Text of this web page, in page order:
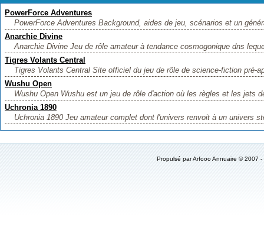
PowerForce Adventures
PowerForce Adventures Background, aides de jeu, scénarios et un
Anarchie Divine
Anarchie Divine Jeu de rôle amateur à tendance cosmogonique dns
Tigres Volants Central
Tigres Volants Central Site officiel du jeu de rôle de science-fiction pré-
Wushu Open
Wushu Open Wushu est un jeu de rôle d'action où les règles et les jets
Uchronia 1890
Uchronia 1890 Jeu amateur complet dont l'univers renvoit à un univers
Propulsé parArfooo Annuaire © 2007